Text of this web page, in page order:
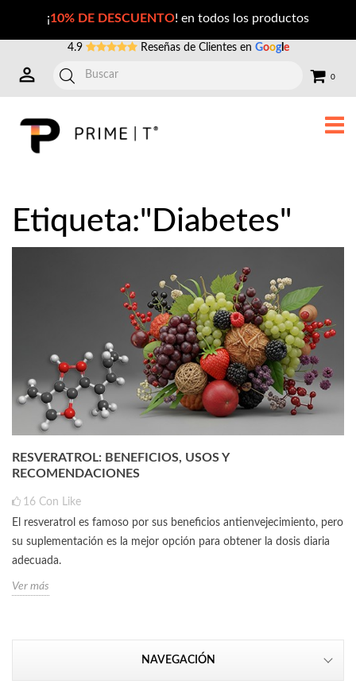
¡10% DE DESCUENTO! en todos los productos
4.9 Reseñas de Clientes en Google
0
Etiqueta:"Diabetes"
RESVERATROL: BENEFICIOS, USOS Y
RECOMENDACIONES
16 Con Like
El resveratrol es famoso por sus beneficios antienvejecimiento, pero
su suplementación es la mejor opción para obtener la dosis diaria
adecuada.
Ver más
NAVEGACIÓN